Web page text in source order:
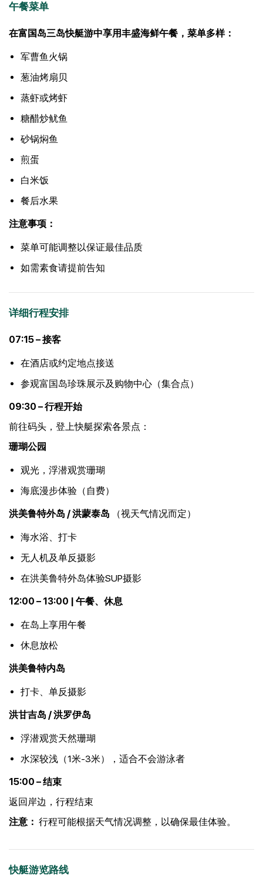
午餐菜单
在富国岛三岛快艇游中享用丰盛海鲜午餐，菜单多样：
军曹鱼火锅
葱油烤扇贝
蒸虾或烤虾
糖醋炒鱿鱼
砂锅焖鱼
煎蛋
白米饭
餐后水果
注意事项：
菜单可能调整以保证最佳品质
如需素食请提前告知
详细行程安排
07:15 – 接客
在酒店或约定地点接送
参观富国岛珍珠展示及购物中心（集合点）
09:30 – 行程开始
前往码头，登上快艇探索各景点：
珊瑚公园
观光，浮潜观赏珊瑚
海底漫步体验（自费）
洪美鲁特外岛 / 洪蒙泰岛 （视天气情况而定）
海水浴、打卡
无人机及单反摄影
在洪美鲁特外岛体验SUP摄影
12:00 – 13:00 | 午餐、休息
在岛上享用午餐
休息放松
洪美鲁特内岛
打卡、单反摄影
洪甘吉岛 / 洪罗伊岛
浮潜观赏天然珊瑚
水深较浅（1米-3米），适合不会游泳者
15:00 – 结束
返回岸边，行程结束
注意： 行程可能根据天气情况调整，以确保最佳体验。
快艇游览路线